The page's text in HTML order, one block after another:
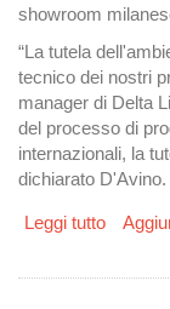
showroom
“La tutela
tecnico dei nostri
manager di Delta
del processo di
internazionali, la
dichiarato D'Avino.
Leggi tutto su